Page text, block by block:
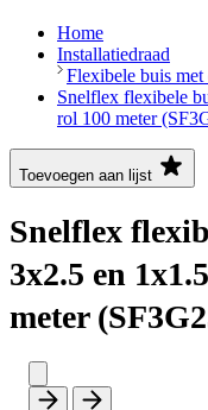
Home
Installatiedraad
Flexibele buis met
Snelflex flexibele
rol 100 meter
Toevoegen aan lijst
Snelflex
3x2.5 en
meter